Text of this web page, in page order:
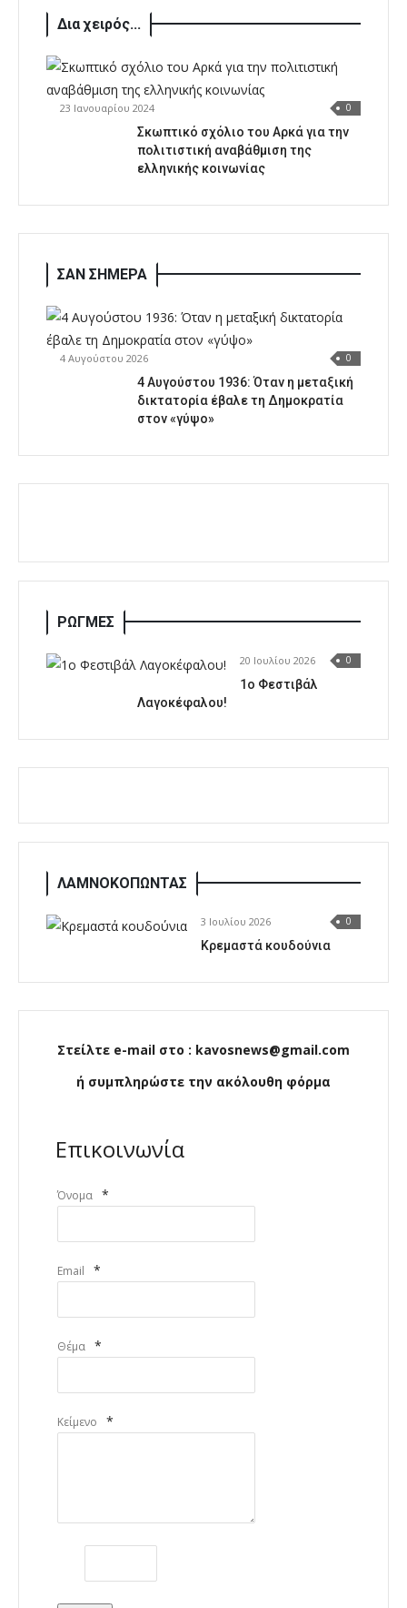
Δια χειρός...
23 Ιανουαρίου 2024 0
Σκωπτικό σχόλιο του Αρκά για την
πολιτιστική αναβάθμιση της
ελληνικής κοινωνίας
ΣΑΝ ΣΗΜΕΡΑ
4 Αυγούστου 2026 0
4 Αυγούστου 1936: Όταν η μεταξική
δικτατορία έβαλε τη Δημοκρατία
στον «γύψο»
ΡΩΓΜΕΣ
20 Ιουλίου 2026 0
1o Φεστιβάλ
Λαγοκέφαλου!
ΛΑΜΝΟΚΟΠΩΝΤΑΣ
3 Ιουλίου 2026 0
Κρεμαστά κουδούνια
Στείλτε e-mail στο : kavosnews@gmail.com
ή συμπληρώστε την ακόλουθη φόρμα
Επικοινωνία
Όνομα *
Email *
Θέμα *
Κείμενο *